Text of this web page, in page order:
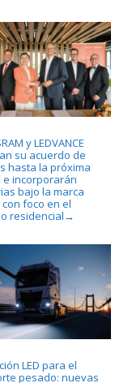
y LEDVANCE
su acuerdo de
hasta la próxima
e incorporarán
bajo la marca
con foco en el
residencial→
LED para el
pesado: nuevas